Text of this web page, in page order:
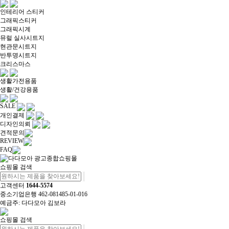
인테리어 스티커
그래픽스티커
그래픽시계
뮤럴 실사시트지
현관문시트지
반투명시트지
크리스마스
생활가전용품
생활/건강용품
SALE
개인결제
디자인의뢰
견적문의
REVIEW
FAQ
쇼핑몰 검색
고객센터 1644-5574
중소기업은행 462-081485-01-016
예금주: 다다모아 김보라
쇼핑몰 검색